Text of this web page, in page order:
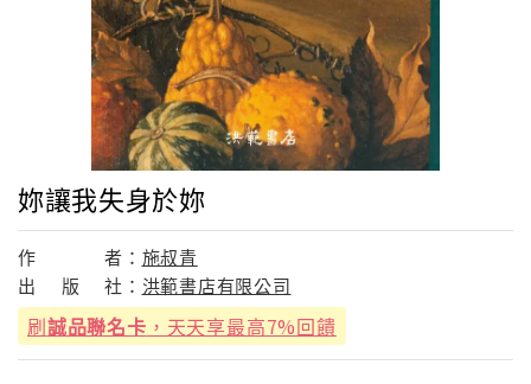
妳讓我失身於妳
作 者： 施叔青
出
版 社： 洪範書店有限公司
刷誠品聯名卡 ，天天享最高7%回饋